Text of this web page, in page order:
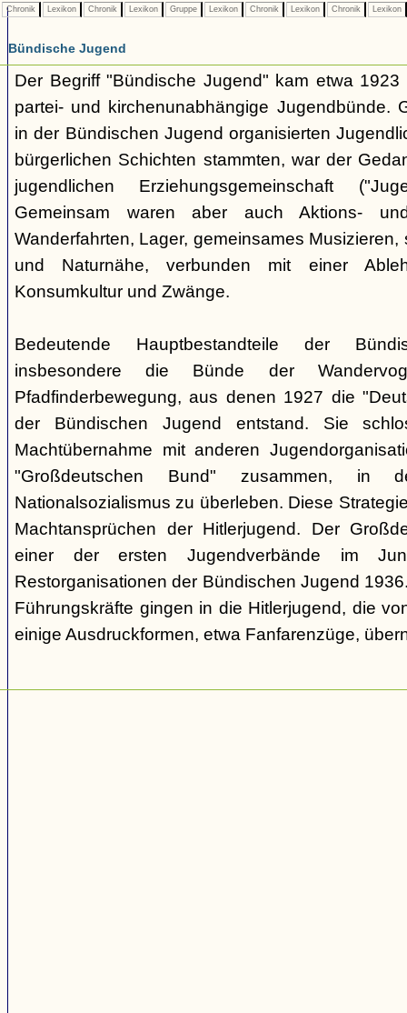
Chronik Lexikon Chronik Lexikon Gruppe Lexikon Chronik Lexikon Chronik Lexikon
Bündische Jugend
Der Begriff "Bündische Jugend" kam etwa
partei- und kirchenunabhängige Jugendbünde.
in der Bündischen Jugend organisierten
bürgerlichen Schichten stammten, war der
jugendlichen Erziehungsgemeinschaft
Gemeinsam waren aber auch Aktions-
Wanderfahrten, Lager, gemeinsames
und Naturnähe, verbunden mit einer
Konsumkultur und Zwänge.
Bedeutende Hauptbestandteile der
insbesondere die Bünde der
Pfadfinderbewegung, aus denen 1927 die
der Bündischen Jugend entstand. Sie
Machtübernahme mit anderen
"Großdeutschen Bund" zusammen,
Nationalsozialismus zu überleben. Diese
Machtansprüchen der Hitlerjugend. Der
einer der ersten Jugendverbände im
Restorganisationen der Bündischen Jugend
Führungskräfte gingen in die Hitlerjugend, die
einige Ausdruckformen, etwa Fanfarenzüge,